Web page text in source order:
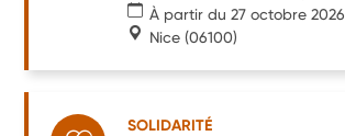
À partir du 27 octobre 2026
Nice (06100)
SOLIDARITÉ